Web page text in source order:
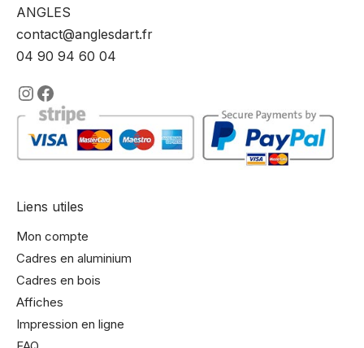
ANGLES
contact@anglesdart.fr
04 90 94 60 04
https://www.instagram.com/
https://www.facebook.com/
Liens utiles
Mon compte
Cadres en aluminium
Cadres en bois
Affiches
Impression en ligne